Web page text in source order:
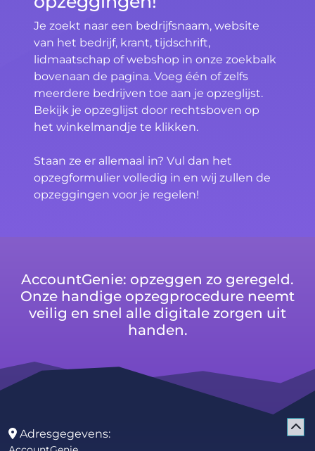
Je zoekt naar een bedrijfsnaam, website
van het bedrijf, krant, tijdschrift,
lidmaatschap of webshop in onze zoekbalk
bovenaan de pagina. Voeg één of zelfs
meerdere bedrijven toe aan je opzeglijst.
Bekijk je opzeglijst door rechtsboven op
het winkelmandje te klikken.
Staan ze er allemaal in? Vul dan het
opzegformulier volledig in en wij zullen de
opzeggingen voor je regelen!
AccountGenie: opzeggen zo geregeld.
Onze handige opzegprocedure neemt
veilig en snel alle digitale zorgen uit
handen.
Adresgegevens: